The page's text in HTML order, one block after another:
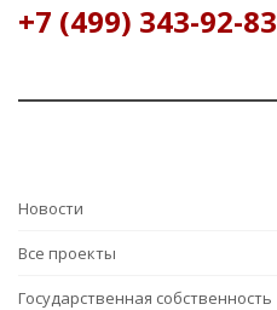
+7 (499) 343-92-83
Hовости
Все проекты
Государственная собственность